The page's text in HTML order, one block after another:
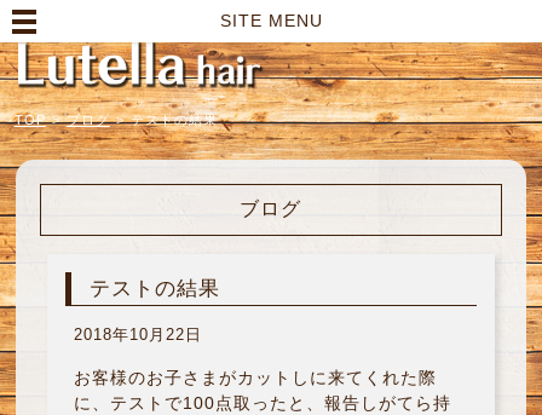
SITE MENU
TOP > ブログ > テストの結果
ブログ
テストの結果
2018年10月22日
お客様のお子さまがカットしに来てくれた際
に、テストで100点取ったと、報告しがてら持